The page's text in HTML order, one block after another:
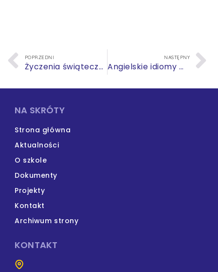
POPRZEDNI
Życzenia świąteczne 2023
NASTĘPNY
Angielskie idiomy w kolorze
NA SKRÓTY
Strona główna
Aktualności
O szkole
Dokumenty
Projekty
Kontakt
Archiwum strony
KONTAKT